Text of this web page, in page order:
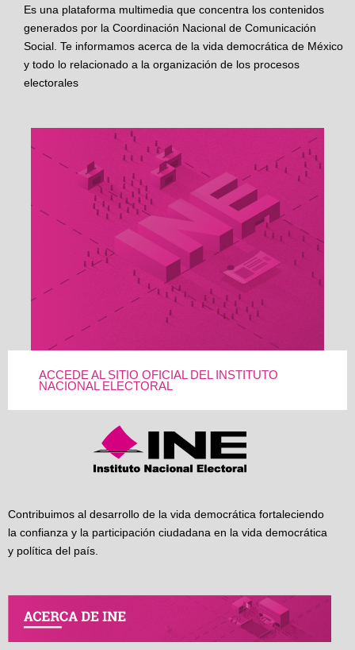
Es una plataforma multimedia que concentra los contenidos
generados por la Coordinación Nacional de Comunicación
Social. Te informamos acerca de la vida democrática de México
y todo lo relacionado a la organización de los procesos
electorales
ACCEDE AL SITIO OFICIAL DEL INSTITUTO
NACIONAL ELECTORAL
Contribuimos al desarrollo de la vida democrática fortaleciendo
la confianza y la participación ciudadana en la vida democrática
y política del país.